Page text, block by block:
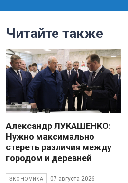
Читайте также
Александр ЛУКАШЕНКО:
Нужно максимально
стереть различия между
городом и деревней
ЭКОНОМИКА 07 августа 2026